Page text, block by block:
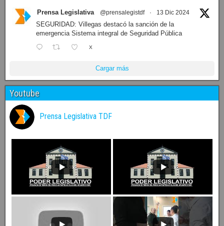
Prensa Legislativa @prensalegistdf · 13 Dic 2024
SEGURIDAD: Villegas destacó la sanción de la
emergencia Sistema integral de Seguridad Pública
X
Cargar más
Youtube
Prensa Legislativa TDF